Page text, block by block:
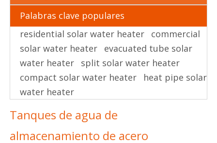
Palabras clave populares
residential solar water heater
commercial
solar water heater
evacuated tube solar
water heater
split solar water heater
compact solar water heater
heat pipe solar
water heater
Tanques de agua de
almacenamiento de acero